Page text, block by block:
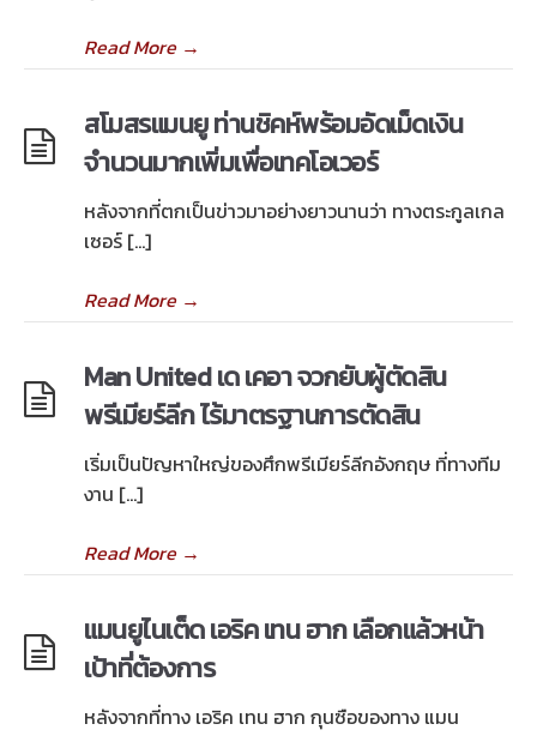
Read More→
สโมสรแมนยู ท่านชิคห์พร้อมอัดเม็ดเงิน
จำนวนมากเพิ่มเพื่อเทคโอเวอร์
หลังจากที่ตกเป็นข่าวมาอย่างยาวนานว่า ทางตระกูลเกล
เซอร์ […]
Read More→
Man United เด เคอา จวกยับผู้ตัดสิน
พรีเมียร์ลีก ไร้มาตรฐานการตัดสิน
เริ่มเป็นปัญหาใหญ่ของศึกพรีเมียร์ลีกอังกฤษ ที่ทางทีม
งาน […]
Read More→
แมนยูไนเต็ด เอริค เทน ฮาก เลือกแล้วหน้า
เป้าที่ต้องการ
หลังจากที่ทาง เอริค เทน ฮาก กุนซือของทาง แมน